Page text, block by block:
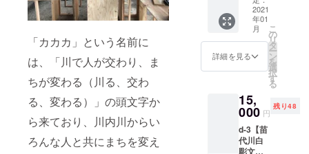
「カカカ」という名前に
は、「川で人が交わり、ま
ちが変わる（川る、交わ
る、変わる）」の頭文字か
ら来ており、川内川からい
ろんな人と共にまちを変え
はじめ
CMソン
グの製
作や、
映像の
ナレー
ション
活動は
ライブ
だけに
とどま
らな
い。 ※
なる場
合がご
ざいま
す。変
更と
なった
場合は
いた
メール
アドレ
スにご
連絡を
させて
日時の
予約
フォー
ムをお
たしま
すの
望する
日時を
記入い
ただけ
ますと
幸いで
思って
いるよ
りも
ずっと
いいで
す
は、川
内川繋
がりと
いうこ
とで、
ルーツ
ソース
または
飲料な
ど） ※
況など
により
変更す
る場合
がござ
す。 ご
協力
「JOY
」様
https://
makiyaj
oy/ ※送
料は重
量が大
きい
ドル作
家さん
yonayo
naから
お届
け。 癒
しの灯
祝いご
との灯
り、生
活のあ
らゆる
2021
年01
月
詳細を見る
こ
の
リ
タ
ー
ン
を
選
択
す
る
15,
000 円
残り48
d-3【苗
代川白
彫文